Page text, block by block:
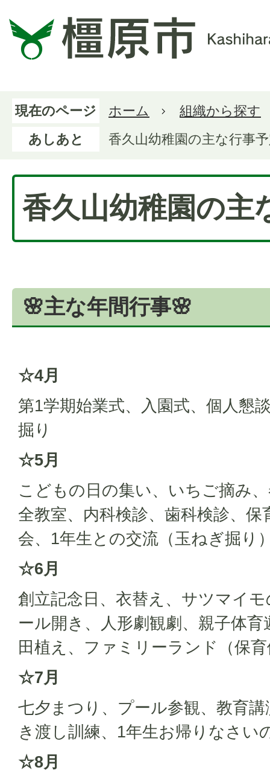
現在のページ ホーム
組織から探す
あしあと
香久山幼稚園の主な行事
香久山幼稚園の主
🌸主な年間行事🌸
☆4月
第1学期始業式、入園式、個人懇
掘り
☆5月
こどもの日の集い、いちご摘み
全教室、内科検診、歯科検診、
会、1年生との交流（玉ねぎ掘り
☆6月
創立記念日、衣替え、サツマイ
ール開き、人形劇観劇、親子体
田植え、ファミリーランド（保
☆7月
七夕まつり、プール参観、教育
き渡し訓練、1年生お帰りなさい
☆8月